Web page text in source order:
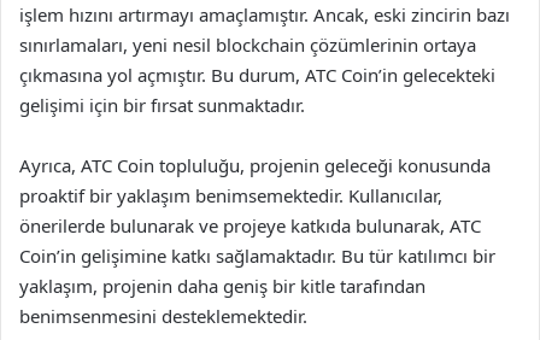
işlem hızını artırmayı amaçlamıştır. Ancak, eski zincirin bazı
sınırlamaları, yeni nesil blockchain çözümlerinin ortaya
çıkmasına yol açmıştır. Bu durum, ATC Coin’in gelecekteki
gelişimi için bir fırsat sunmaktadır.
Ayrıca, ATC Coin topluluğu, projenin geleceği konusunda
proaktif bir yaklaşım benimsemektedir. Kullanıcılar,
önerilerde bulunarak ve projeye katkıda bulunarak, ATC
Coin’in gelişimine katkı sağlamaktadır. Bu tür katılımcı bir
yaklaşım, projenin daha geniş bir kitle tarafından
benimsenmesini desteklemektedir.